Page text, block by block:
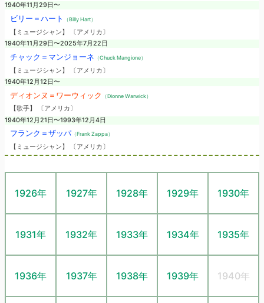
1940年11月29日〜
ビリー＝ハート （Billy Hart）
【ミュージシャン】 〔アメリカ〕
1940年11月29日〜2025年7月22日
チャック＝マンジョーネ （Chuck Mangione）
【ミュージシャン】 〔アメリカ〕
1940年12月12日〜
ディオンヌ＝ワーウィック （Dionne Warwick）
【歌手】 〔アメリカ〕
1940年12月21日〜1993年12月4日
フランク＝ザッパ（Frank Zappa）
【ミュージシャン】 〔アメリカ〕
1926年 1927年 1928年 1929年 1930年
1931年 1932年 1933年 1934年 1935年
1936年 1937年 1938年 1939年 1940年